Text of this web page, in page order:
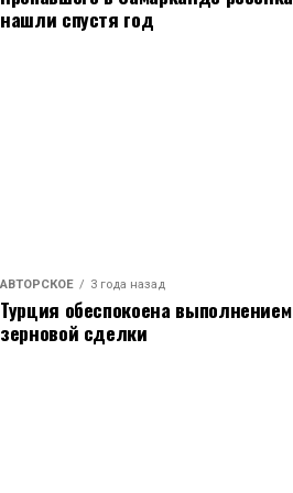
время правления Асада.
нашли спустя год
АВТОРСКОЕ 3 года назад
Турция обеспокоена выполнением
зерновой сделки